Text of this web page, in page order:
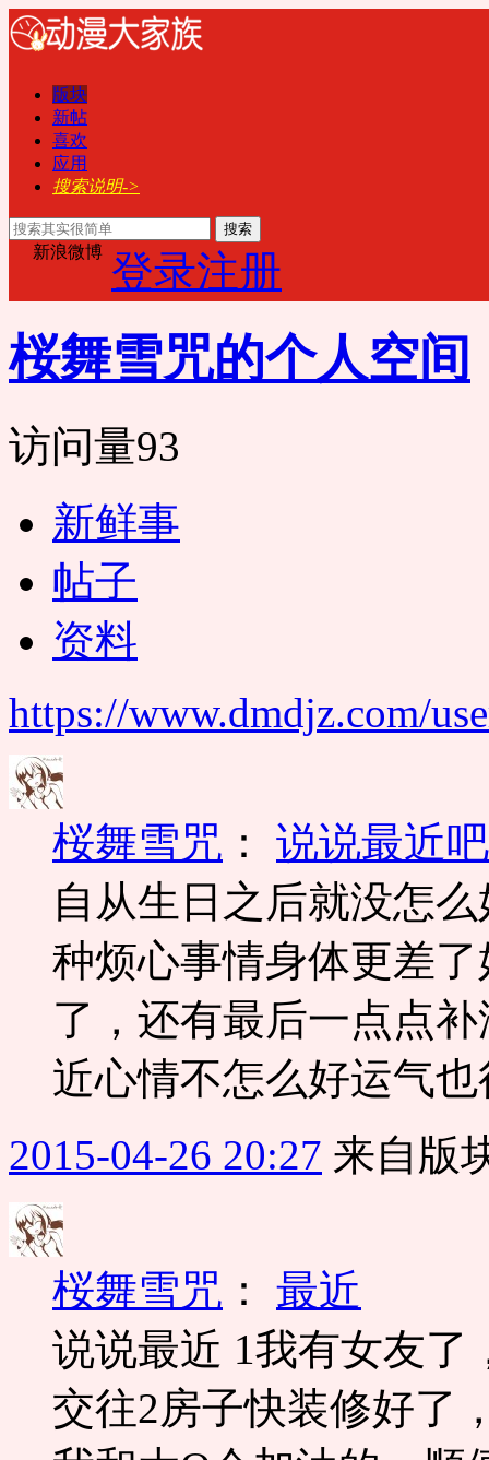
版块
新帖
喜欢
应用
搜索说明->
搜索
新浪微博 登录注册
桜舞雪咒的个人空间
访问量93
新鲜事
帖子
资料
https://www.dmdjz.com/
桜舞雪咒 ： 说说最近吧
自从生日之后就没怎
种烦心事情身体更差
了，还有最后一点点
近心情不怎么好运气也
2015-04-26 20:27 来自版
桜舞雪咒 ： 最近
说说最近 1我有女友了
交往2房子快装修好了